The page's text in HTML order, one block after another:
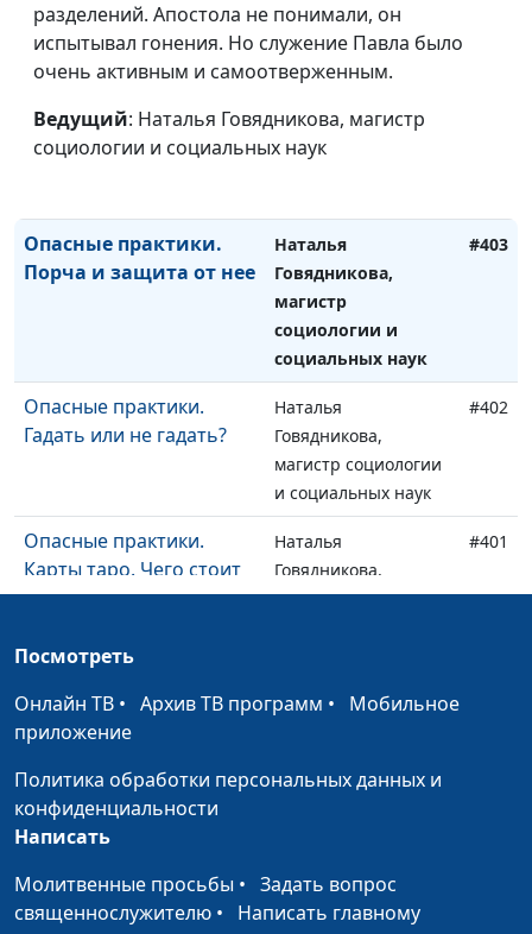
разделений. Апостола не понимали, он
испытывал гонения. Но служение Павла было
очень активным и самоотверженным.
Ведущий: Наталья Говядникова, магистр
социологии и социальных наук
Важность библейского
мышления
Игорь Кириченко,
Дмитрий Фокин,
магистр богословия,
кандидат
исторических наук,
проректор ЗАУ по
Опасные практики.
Порча и защита от нее
Наталья
Говядникова,
магистр
социологии и
социальных наук
#403
Опасные практики.
Гадать или не гадать?
Наталья
Говядникова,
магистр социологии
и социальных наук
#402
Опасные практики.
Карты таро. Чего стоит
"невинное"
Наталья
Говядникова,
магистр социологии
#401
Опасные практики.
Гомеопатия. Наука или
магия?
Говядникова,
Опасные практики.
Рейки. Правда и ложь о
и социальных наук
Посмотреть
Онлайн ТВ • Архив ТВ программ • Мобильное
приложение
Политика обработки персональных данных и
конфиденциальности
Написать
Молитвенные просьбы • Задать вопрос
священнослужителю • Написать главному